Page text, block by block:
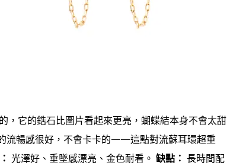
，它的鋯石比圖片看起來更亮，蝴蝶結本身不會太甜
流暢感很好，不會卡卡的——這點對流蘇耳環超重
光澤好、垂墜感漂亮、金色耐看。 缺點： 長時間配